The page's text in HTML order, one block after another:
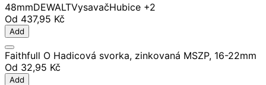
48mmDEWALTVysavačHubice +2
Od 437,95 Kč
Add
Faithfull O Hadicová svorka, zinkovaná MSZP, 16-22mm
Od 32,95 Kč
Add